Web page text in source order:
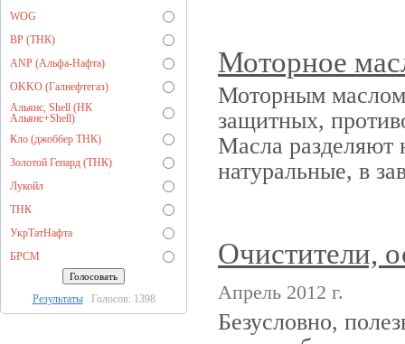
WOG
BP (ТНК)
ANP (Альфа-Нафта)
OKKO (Галнефтегаз)
Альянс, Shell (НК
Альянс+Shell)
Кло (джоббер ТНК)
Золотой Гепард (ТНК)
Лукойл
ТНК
УкрТатНафта
БРСМ
РезультатыГолосов: 1398
Моторное
Моторным маслом
защитных,
Масла разделяют
натуральные, в
Очистители,
Апрель 2012 г.
Безусловно,